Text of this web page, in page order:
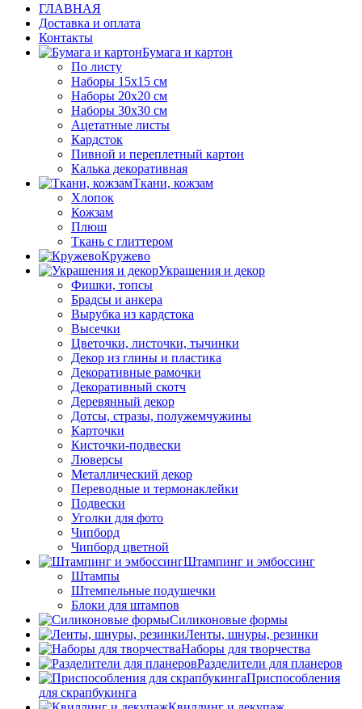
ГЛАВНАЯ
Доставка и оплата
Контакты
Бумага и картон
По листу
Наборы 15х15 см
Наборы 20х20 см
Наборы 30х30 см
Ацетатные листы
Кардсток
Пивной и переплетный картон
Калька декоративная
Ткани, кожзам
Хлопок
Кожзам
Плюш
Ткань с глиттером
Кружево
Украшения и декор
Фишки, топсы
Брадсы и анкера
Вырубка из кардстока
Высечки
Цветочки, листочки, тычинки
Декор из глины и пластика
Декоративные рамочки
Декоративный скотч
Деревянный декор
Дотсы, стразы, полужемчужины
Карточки
Кисточки-подвески
Люверсы
Металлический декор
Переводные и термонаклейки
Подвески
Уголки для фото
Чипборд
Чипборд цветной
Штампинг и эмбоссинг
Штампы
Штемпельные подушечки
Блоки для штампов
Силиконовые формы
Ленты, шнуры, резинки
Наборы для творчества
Разделители для планеров
Приспособления
для скрапбукинга